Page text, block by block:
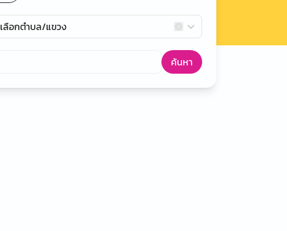
เลือกตำบล/แขวง
ค้นหา